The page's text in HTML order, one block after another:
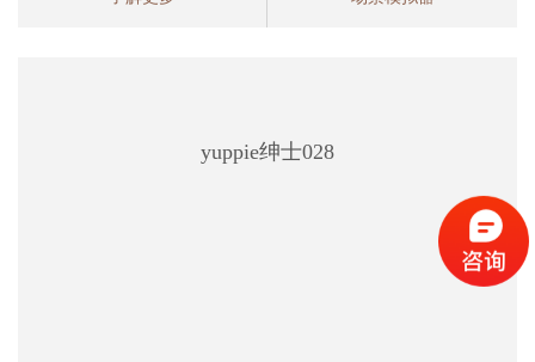
yuppie绅士028